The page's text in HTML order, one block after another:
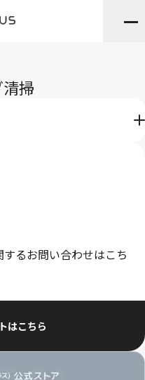
掃
検索
するお問い合わせはこち
はこちら